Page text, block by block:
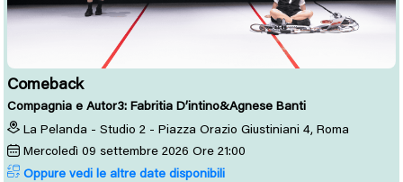
Comeback
Compagnia e Autor3: Fabritia D’intino&Agnese Banti
La Pelanda - Studio 2 - Piazza Orazio Giustiniani 4, Roma
Mercoledì 09 settembre 2026 Ore 21:00
Oppure vedi le altre date disponibili